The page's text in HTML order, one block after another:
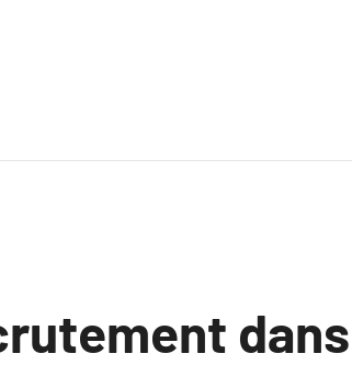
dans